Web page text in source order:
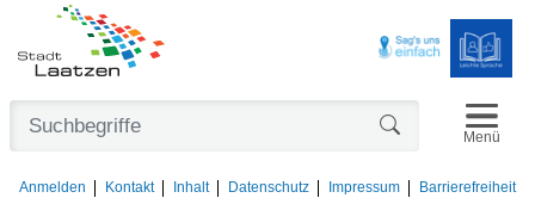
Anmelden Kontakt Inhalt Datenschutz Impressum Barrierefreiheit
Menü